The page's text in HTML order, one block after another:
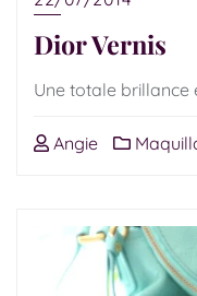
Dior Vernis
Une totale brillance
Angie